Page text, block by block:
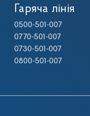
Гаряча лінія
0500-501-007
0770-501-007
0730-501-007
0800-501-007